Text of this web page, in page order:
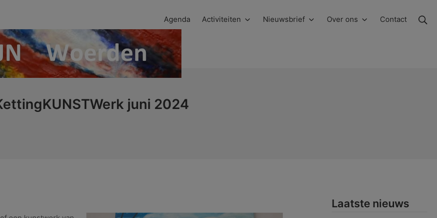
Agenda Activiteiten Nieuwsbrief Over ons Contact
juni 2024
Laatste nieuws